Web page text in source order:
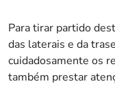
Para tirar partido
das laterais e da
cuidadosamente os
também prestar